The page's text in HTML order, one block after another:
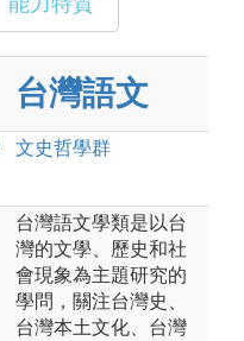
台灣語文
文史哲學群
台灣語文學類是以台
灣的文學、歷史和社
會現象為主題研究的
學問，關注台灣史、
台灣本土文化、台灣